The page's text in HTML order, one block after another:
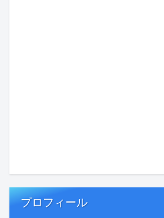
プロフィール